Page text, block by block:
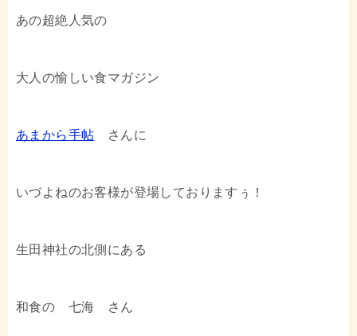
あの超絶人気の
大人の愉しい食マガジン
あまから手帖 さんに
いづよねのお客様が登場しておりますぅ！
生田神社の北側にある
和食の 七海 さん